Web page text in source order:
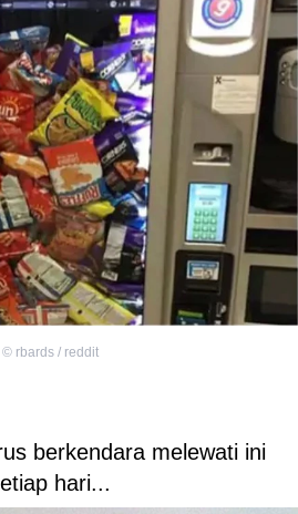
© rbards / reddit
berkendara melewati ini
hari...